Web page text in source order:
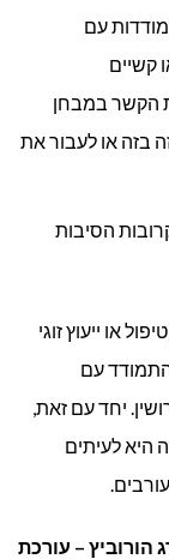
עם
קשיים
הקשר במבחן
בזה או לעבור את
הסיבות
או ייעוץ זוגי
עם
יחד עם זאת,
היא לעיתים
הורוביץ – עורכת